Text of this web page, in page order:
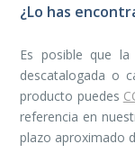
¿Lo has
Es posible que
descatalogada o
producto puedes
referencia en
plazo aproximado